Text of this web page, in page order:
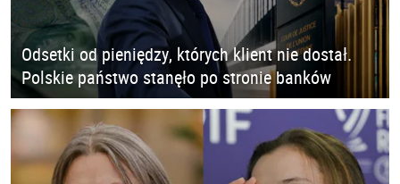
Odsetki od pieniędzy, których klient nie dostał.
Polskie państwo stanęło po stronie banków